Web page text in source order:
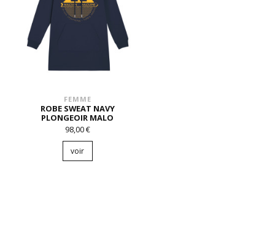
FEMME
ROBE SWEAT NAVY
PLONGEOIR MALO
98,00 €
voir